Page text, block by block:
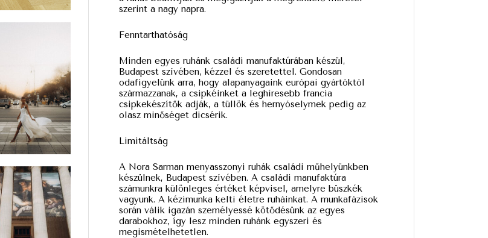
szerint a nagy napra.
Fenntarthatóság
Minden egyes ruhánk családi manufaktúrában készül,
Budapest szívében, kézzel és szeretettel. Gondosan
odafigyelünk arra, hogy alapanyagaink európai gyártóktól
származzanak, a csipkéinket a leghíresebb francia
csipkekészítők adják, a tüllök és hernyóselymek pedig az
olasz minőséget dicsérik.
Limitáltság
A Nora Sarman menyasszonyi ruhák családi műhelyünkben
készülnek, Budapest szívében. A családi manufaktúra
számunkra különleges értéket képvisel, amelyre büszkék
vagyunk. A kézimunka kelti életre ruháinkat. A munkafázisok
során válik igazán személyessé kötődésünk az egyes
darabokhoz, így lesz minden ruhánk egyszeri és
megismételhetetlen.